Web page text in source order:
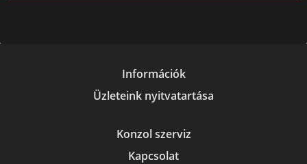
Információk
Üzleteink nyitvatartása
Konzol szerviz
Kapcsolat